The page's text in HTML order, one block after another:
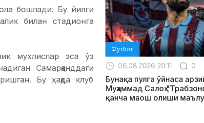
ола бошлади. Бу йилги
билан стадионга
мухлислар эса ўз
Самарқанддаги
Бу ҳақда клуб
Футбол
06.08.2026 20:11 0
Бунақа пулга ўйнаса
Муҳаммад Салоҳ
қанча маош олиши